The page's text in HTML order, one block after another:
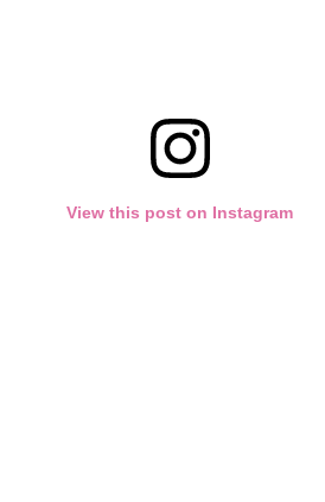
View this post on Instagram